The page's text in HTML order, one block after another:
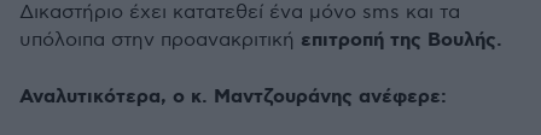
Δικαστήριο έχει κατατεθεί ένα μόνο sms και τα
υπόλοιπα στην προανακριτική επιτροπή της Βουλής.
Αναλυτικότερα, ο κ. Μαντζουράνης ανέφερε: